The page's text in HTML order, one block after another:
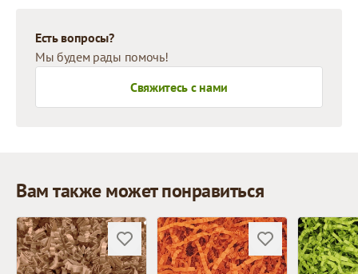
Есть вопросы?
Мы будем рады помочь!
Свяжитесь с нами
Вам также может понравиться